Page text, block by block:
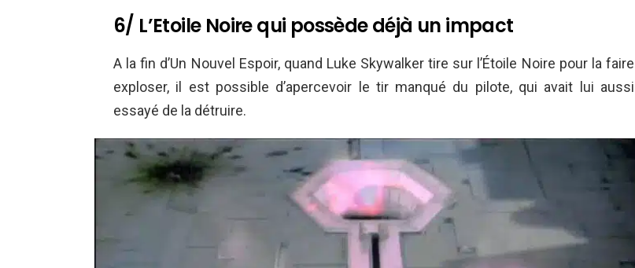
6/ L’Etoile Noire qui possède déjà un impact
A la fin d’Un Nouvel Espoir, quand Luke Skywalker tire sur l’Étoile Noire pour la faire
exploser, il est possible d’apercevoir le tir manqué du pilote, qui avait lui aussi
essayé de la détruire.